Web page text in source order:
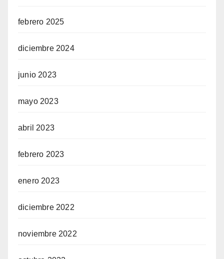
febrero 2025
diciembre 2024
junio 2023
mayo 2023
abril 2023
febrero 2023
enero 2023
diciembre 2022
noviembre 2022